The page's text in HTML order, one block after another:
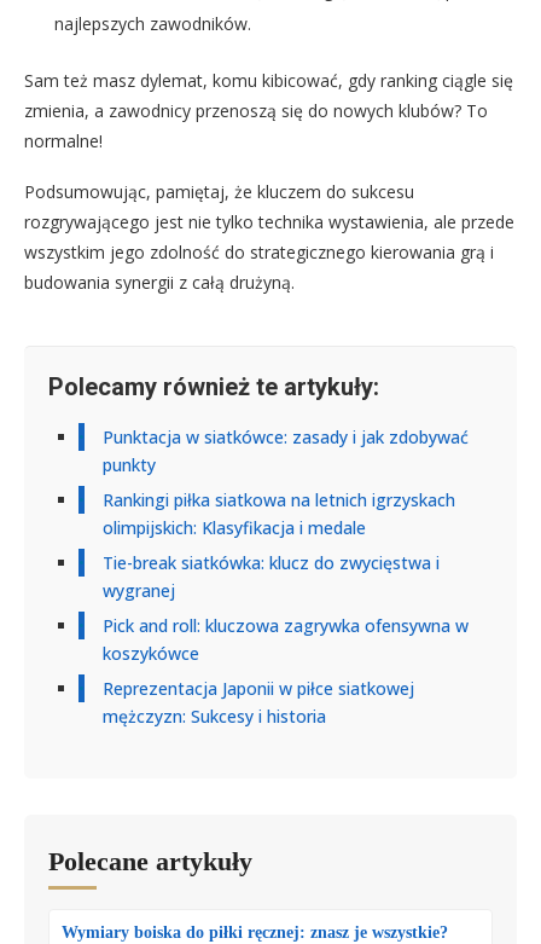
najlepszych zawodników.
Sam też masz dylemat, komu kibicować, gdy ranking ciągle się
zmienia, a zawodnicy przenoszą się do nowych klubów? To
normalne!
Podsumowując, pamiętaj, że kluczem do sukcesu
rozgrywającego jest nie tylko technika wystawienia, ale przede
wszystkim jego zdolność do strategicznego kierowania grą i
budowania synergii z całą drużyną.
Polecamy również te artykuły:
Punktacja w siatkówce: zasady i jak zdobywać
punkty
Rankingi piłka siatkowa na letnich igrzyskach
olimpijskich: Klasyfikacja i medale
Tie-break siatkówka: klucz do zwycięstwa i
wygranej
Pick and roll: kluczowa zagrywka ofensywna w
koszykówce
Reprezentacja Japonii w piłce siatkowej
mężczyzn: Sukcesy i historia
Polecane artykuły
Wymiary boiska do piłki ręcznej: znasz je wszystkie?